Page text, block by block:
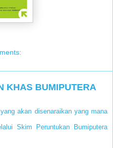
KHAS BUMIPUTERA
akan disenaraikan yang mana
Skim Peruntukan Bumiputera